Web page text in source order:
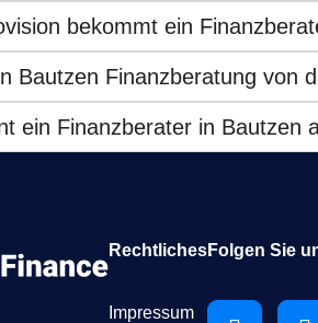
bekommt ein
Bautzen Finanzberatung von
ein Finanzberater in Bautzen
Rechtliches:
Impressum
Folgen Sie